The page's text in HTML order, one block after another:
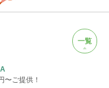
一覧
〜ご提供！